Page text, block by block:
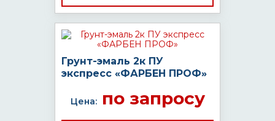
Грунт-эмаль 2к ПУ
экспресс «ФАРБЕН ПРОФ»
Цена:по запросу